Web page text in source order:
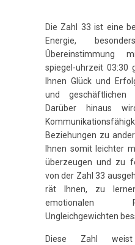
Die Zahl 33 ist eine
Energie,
Übereinstimmung
spiegel-uhrzeit 03:30
Ihnen Glück und
und geschäftlichen
Darüber hinaus
Beziehungen zu
Ihnen somit leichter
überzeugen und zu
von der Zahl 33
rät Ihnen, zu
emotionalen
Ungleichgewichten
Diese Zahl